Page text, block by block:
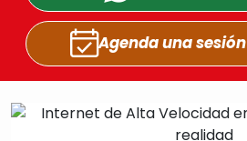
Agenda una sesión